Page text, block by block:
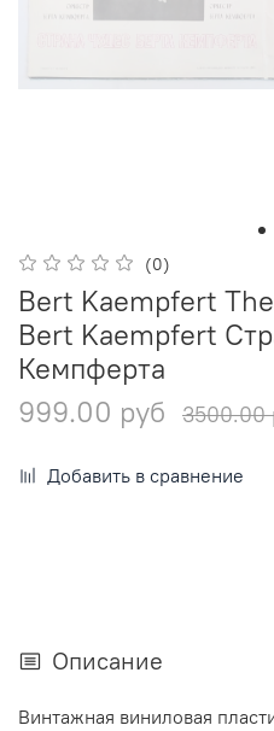
(0)
Bert Kaempfert
Bert Kaempfert
Кемпферта
999.00 руб
3500.00
Добавить в сравнение
Описание
Винтажная виниловая